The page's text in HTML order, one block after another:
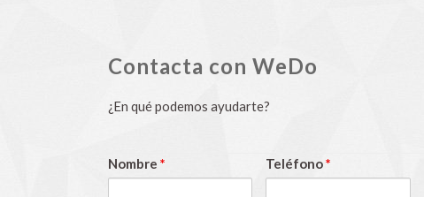
Contacta con WeDo
¿En qué podemos ayudarte?
Nombre * Teléfono*